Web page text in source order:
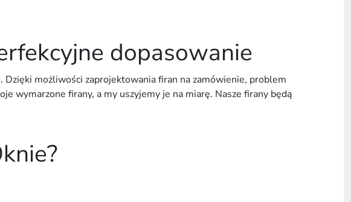
dopasowanie
Dzięki możliwości zaprojektowania firan na zamówienie, problem
wymarzone firany, a my uszyjemy je na miarę. Nasze firany będą